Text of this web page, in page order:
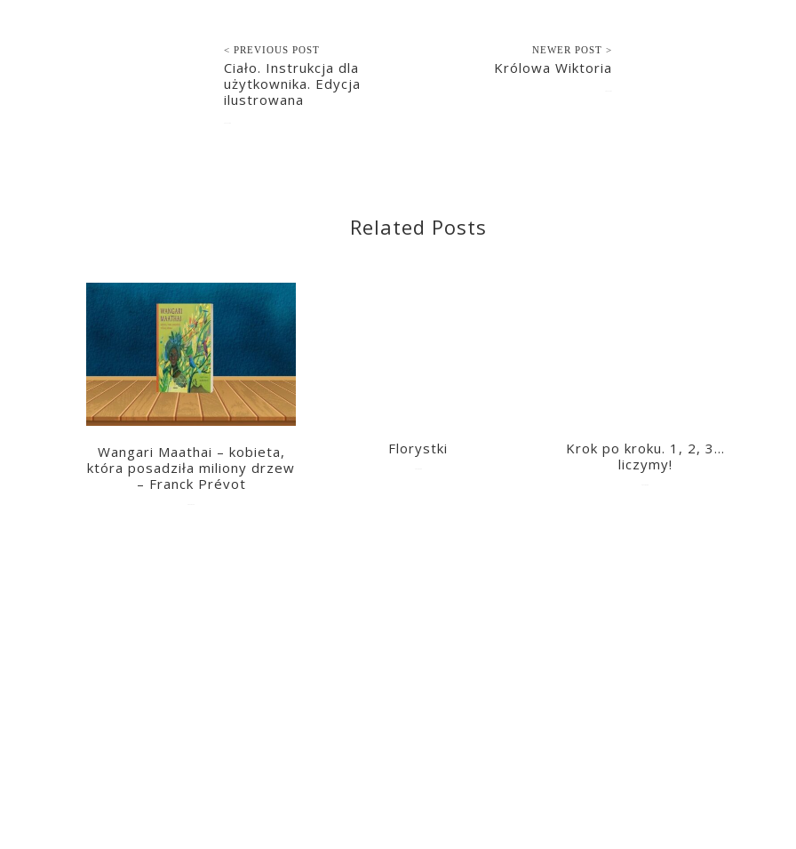
< PREVIOUS POST
Ciało. Instrukcja dla
użytkownika. Edycja
ilustrowana
NEWER POST >
Królowa Wiktoria
Related Posts
Wangari Maathai – kobieta,
która posadziła miliony drzew
– Franck Prévot
Florystki
Krok po kroku. 1, 2, 3…
liczymy!